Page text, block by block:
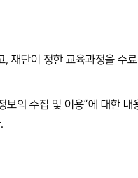
단이 정한 교육과정을 수
의 수집 및 이용”에 대한